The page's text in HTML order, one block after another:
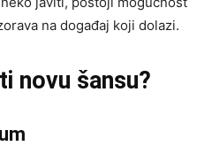
na događaj koji dolazi.
novu šansu?